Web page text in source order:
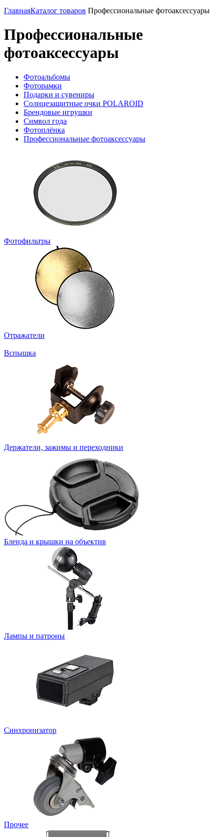
ГлавнаяКаталог товаров Профессиональные фотоаксессуары
Профессиональные
фотоаксессуары
Фотоальбомы
Фоторамки
Подарки и сувениры
Солнцезащитные очки POLAROID
Брендовые игрушки
Символ года
Фотоплёнка
Профессиональные фотоаксессуары
Фотофильтры
Отражатели
Вспышка
Держатели, зажимы и переходники
Бленда и крышки на объектив
Лампы и патроны
Синхронизатор
Прочее